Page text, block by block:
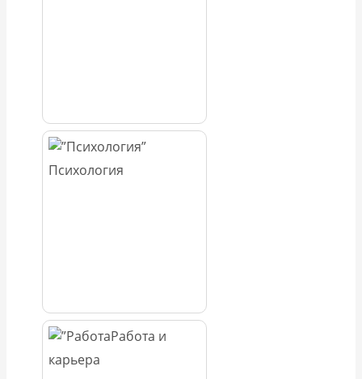
Психология
Работа и
карьера